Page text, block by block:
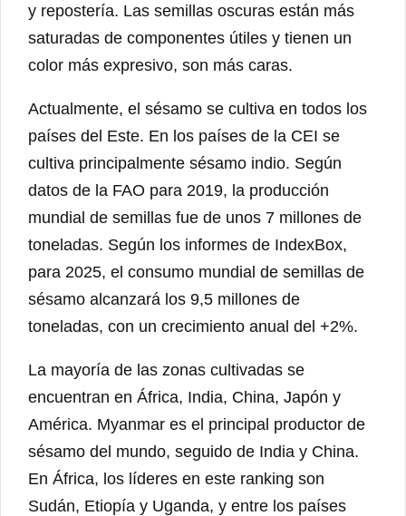
y repostería. Las semillas oscuras están más
saturadas de componentes útiles y tienen un
color más expresivo, son más caras.
Actualmente, el sésamo se cultiva en todos los
países del Este. En los países de la CEI se
cultiva principalmente sésamo indio. Según
datos de la FAO para 2019, la producción
mundial de semillas fue de unos 7 millones de
toneladas. Según los informes de IndexBox,
para 2025, el consumo mundial de semillas de
sésamo alcanzará los 9,5 millones de
toneladas, con un crecimiento anual del +2%.
La mayoría de las zonas cultivadas se
encuentran en África, India, China, Japón y
América. Myanmar es el principal productor de
sésamo del mundo, seguido de India y China.
En África, los líderes en este ranking son
Sudán, Etiopía y Uganda, y entre los países